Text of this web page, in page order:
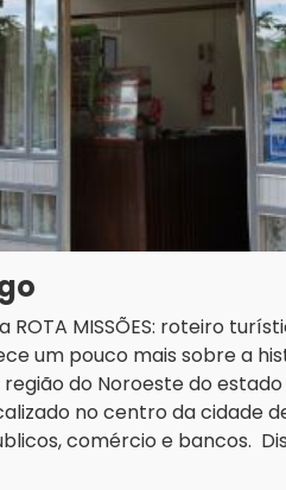
MISSÕES: roteiro
um pouco mais sobre a
do Noroeste do estado
no centro da cidade
comércio e bancos.